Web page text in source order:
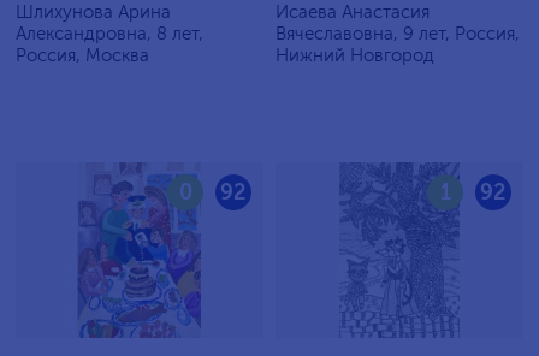
Шлихунова Арина
Александровна, 8 лет,
Россия, Москва
Исаева Анастасия
Вячеславовна, 9 лет, Россия,
Нижний Новгород
92
0 92
1